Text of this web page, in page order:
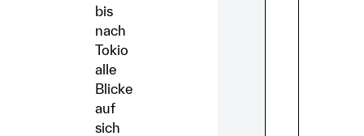
bis
nach
Tokio
alle
Blicke
auf
sich